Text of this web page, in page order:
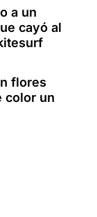
a un
cayó al
flores
color un